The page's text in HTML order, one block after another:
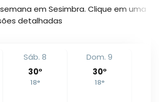
em Sesimbra. Clique em uma
detalhadas
Sáb. 8
30°
18°
Dom. 9
30°
18°